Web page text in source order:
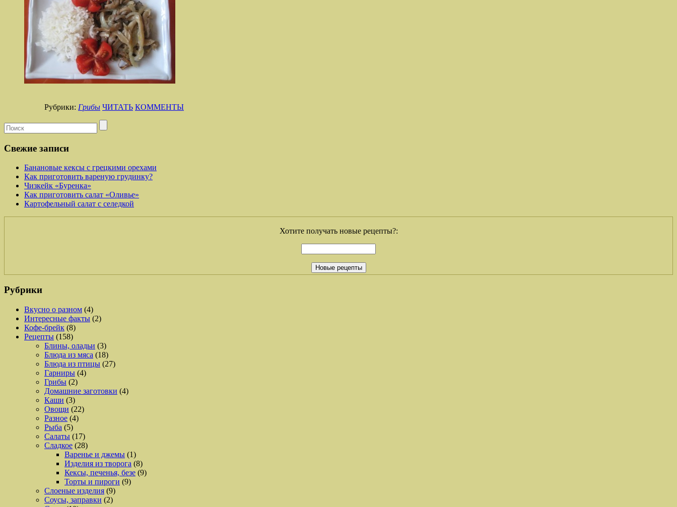
Рубрики: Грибы ЧИТАТЬ КОММЕНТЫ
Свежие записи
Банановые кексы с грецкими орехами
Как приготовить вареную грудинку?
Чизкейк «Буренка»
Как приготовить салат «Оливье»
Картофельный салат с селедкой
Хотите получать новые рецепты?:
Рубрики
Вкусно о разном (4)
Интересные факты (2)
Кофе-брейк (8)
Рецепты (158)
Блины, оладьи (3)
Блюда из мяса (18)
Блюда из птицы (27)
Гарниры (4)
Грибы (2)
Домашние заготовки (4)
Каши (3)
Овощи (22)
Разное (4)
Рыба (5)
Салаты (17)
Сладкое (28)
Варенье и джемы (1)
Изделия из творога (8)
Кексы, печенья, безе (9)
Торты и пироги (9)
Слоеные изделия (9)
Соусы, заправки (2)